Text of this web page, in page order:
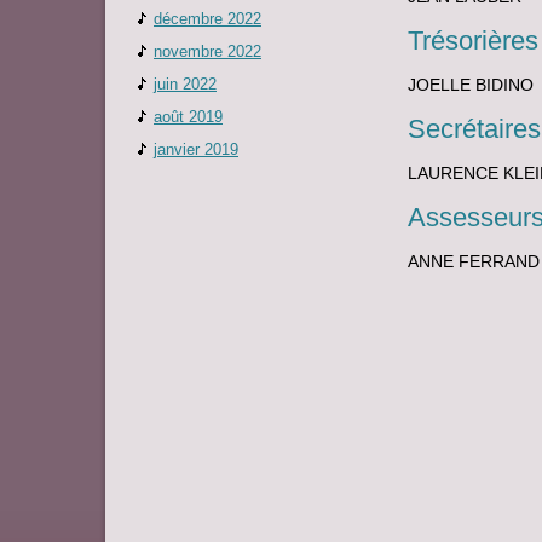
décembre 2022
novembre 2022
juin 2022
août 2019
janvier 2019
Trésorières
JOELLE BIDINO
LAURENCE
ANNE FERRAND